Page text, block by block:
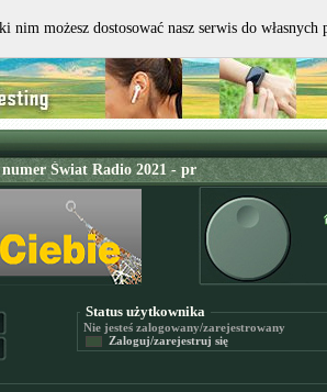
Status użytkownika
Nie jesteś zalogowany/zarejestrowany
Zaloguj/zarejestruj się
nim możesz dostosować nasz serwis do własnych